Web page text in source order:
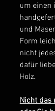
um einen
und
Form
nicht
dafür
Holz.
Nicht das